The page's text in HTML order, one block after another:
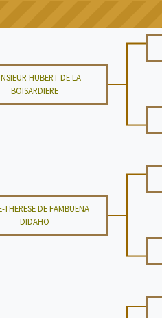
HUBERT DE LA
BOISARDIERE
THERESE DE FAMBUENA
DIDAHO